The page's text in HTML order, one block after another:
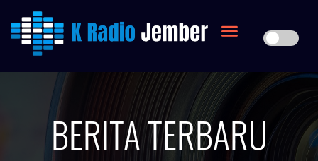
BERITA TERBARU